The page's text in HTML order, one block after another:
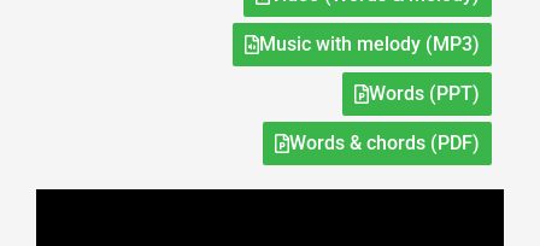
Music with melody (MP3)
Words (PPT)
Words & chords (PDF)